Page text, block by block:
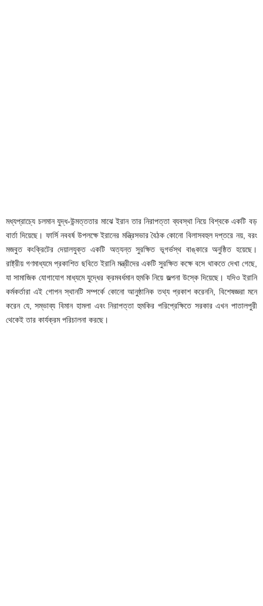
মধ্যপ্রাচ্যে চলমান যুদ্ধ-উন্মত্ততার মাঝে ইরান তার নিরাপত্তা ব্যবস্থা নিয়ে বিশ্বকে একটি বড়
বার্তা দিয়েছে। ফার্সি নববর্ষ উপলক্ষে ইরানের মন্ত্রিসভার বৈঠক কোনো বিলাসবহুল দপ্তরে নয়, বরং
মজবুত কংক্রিটের দেয়ালযুক্ত একটি অত্যন্ত সুরক্ষিত ভূগর্ভস্থ বাঙ্কারে অনুষ্ঠিত হয়েছে।
রাষ্ট্রীয় গণমাধ্যমে প্রকাশিত ছবিতে ইরানি মন্ত্রীদের একটি সুরক্ষিত কক্ষে বসে থাকতে দেখা গেছে,
যা সামাজিক যোগাযোগ মাধ্যমে যুদ্ধের ক্রমবর্ধমান হুমকি নিয়ে জল্পনা উস্কে দিয়েছে। যদিও ইরানি
কর্মকর্তারা এই গোপন স্থানটি সম্পর্কে কোনো আনুষ্ঠানিক তথ্য প্রকাশ করেননি, বিশেষজ্ঞরা মনে
করেন যে, সম্ভাব্য বিমান হামলা এবং নিরাপত্তা হুমকির পরিপ্রেক্ষিতে সরকার এখন পাতালপুরী
থেকেই তার কার্যক্রম পরিচালনা করছে।